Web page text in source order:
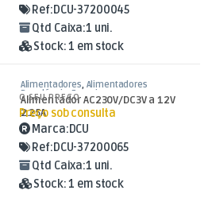
Ref:DCU-37200045
Qtd Caixa:1 uni.
Stock: 1 em stock
Alimentadores, Alimentadores
Reguláveis ,Energia
Alimentador AC230V/DC3V a 12V
2.25A
O SEU PREÇO
Preço sob consulta
Marca:DCU
Ref:DCU-37200065
Qtd Caixa:1 uni.
Stock: 1 em stock